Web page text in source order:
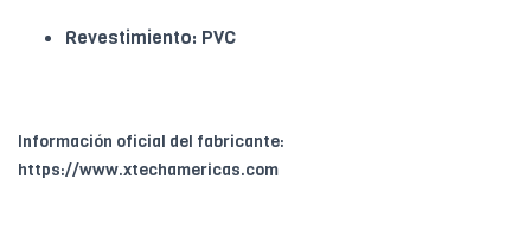
Revestimiento: PVC
Información oficial del fabricante:
https://www.xtechamericas.com